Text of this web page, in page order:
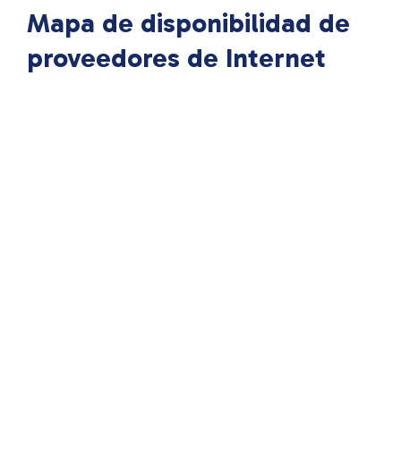
Mapa de disponibilidad de
proveedores de Internet